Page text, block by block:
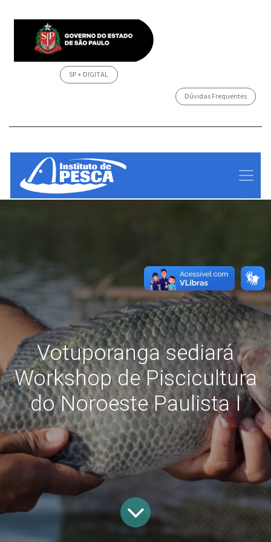
SP + DIGITAL
Dúvidas Frequentes
Votuporanga sediará
Workshop de Piscicultura
do Noroeste Paulista I